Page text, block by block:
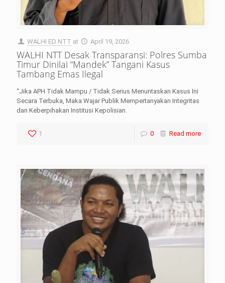
WALHI ED NTT at April 19, 2026
WALHI NTT Desak Transparansi: Polres Sumba
Timur Dinilai “Mandek” Tangani Kasus
Tambang Emas Ilegal
“Jika APH Tidak Mampu / Tidak Serius Menuntaskan Kasus Ini
Secara Terbuka, Maka Wajar Publik Mempertanyakan Integritas
dan Keberpihakan Institusi Kepolisian.
1 0 Read more